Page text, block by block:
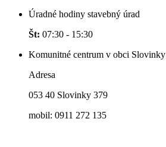
Úradné hodiny stavebný úrad
Št: 07:30 - 15:30
Komunitné centrum v obci Slovinky
Adresa
053 40 Slovinky 379
mobil: 0911 272 135